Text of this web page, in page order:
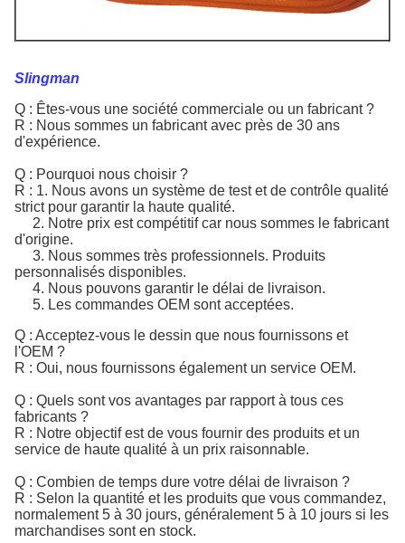
Slingman
Q : Êtes-vous une société commerciale ou un fabricant ?
R : Nous sommes un fabricant avec près de 30 ans
d'expérience.
Q : Pourquoi nous choisir ?
R : 1. Nous avons un système de test et de contrôle qualité
strict pour garantir la haute qualité.
2. Notre prix est compétitif car nous sommes le fabricant
d'origine.
3. Nous sommes très professionnels. Produits
personnalisés disponibles.
4. Nous pouvons garantir le délai de livraison.
5. Les commandes OEM sont acceptées.
Q : Acceptez-vous le dessin que nous fournissons et
l'OEM ?
R : Oui, nous fournissons également un service OEM.
Q : Quels sont vos avantages par rapport à tous ces
fabricants ?
R : Notre objectif est de vous fournir des produits et un
service de haute qualité à un prix raisonnable.
Q : Combien de temps dure votre délai de livraison ?
R : Selon la quantité et les produits que vous commandez,
normalement 5 à 30 jours, généralement 5 à 10 jours si les
marchandises sont en stock.